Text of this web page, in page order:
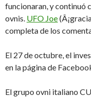
funcionaran, y continuó
ovnis. UFO Joe
completa de los
El 27 de octubre, el
en la página de
El grupo ovni italiano